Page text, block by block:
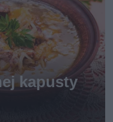
kapusty